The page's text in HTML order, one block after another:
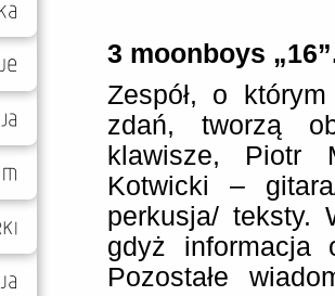
3 moonboys
Zespół, o
zdań, tworzą
klawisze, Piotr
Kotwicki –
perkusja/ teksty.
gdyż informacja
Pozostałe